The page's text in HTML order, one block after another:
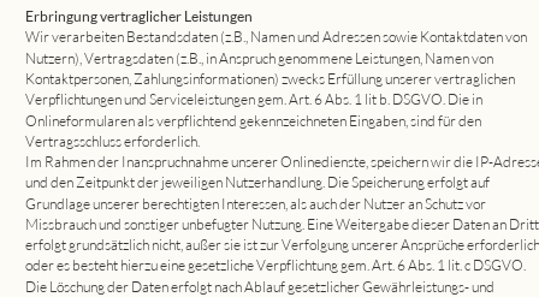
Erbringung vertraglicher Leistungen
Wir verarbeiten Bestandsdaten (z.B., Namen und Adressen sowie Kontaktdaten von
Nutzern), Vertragsdaten (z.B., in Anspruch genommene Leistungen, Namen von
Kontaktpersonen, Zahlungsinformationen) zwecks Erfüllung unserer vertraglichen
Verpflichtungen und Serviceleistungen gem. Art. 6 Abs. 1 lit b. DSGVO. Die in
Onlineformularen als verpflichtend gekennzeichneten Eingaben, sind für den
Vertragsschluss erforderlich.
Im Rahmen der Inanspruchnahme unserer Onlinedienste, speichern wir die IP-
und den Zeitpunkt der jeweiligen Nutzerhandlung. Die Speicherung erfolgt auf
Grundlage unserer berechtigten Interessen, als auch der Nutzer an Schutz vor
Missbrauch und sonstiger unbefugter Nutzung. Eine Weitergabe dieser Daten an
erfolgt grundsätzlich nicht, außer sie ist zur Verfolgung unserer Ansprüche
oder es besteht hierzu eine gesetzliche Verpflichtung gem. Art. 6 Abs. 1 lit. c DSGVO.
Die Löschung der Daten erfolgt nach Ablauf gesetzlicher Gewährleistungs- und